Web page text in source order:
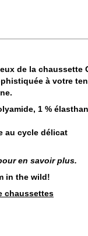
de la
à votre
1 %
au cycle délicat
en savoir plus.
in the wild!
chaussettes